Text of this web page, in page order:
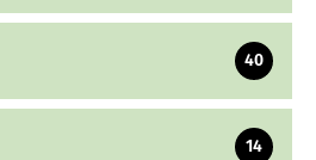
40
14